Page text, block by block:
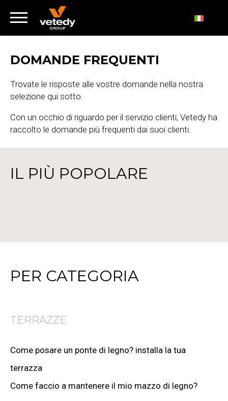
DOMANDE FREQUENTI
Trovate le risposte alle vostre domande nella nostra
selezione qui sotto.
Con un occhio di riguardo per il servizio clienti, Vetedy ha
raccolto le domande più frequenti dai suoi clienti.
IL PIÙ POPOLARE
PER CATEGORIA
TERRAZZE
Come posare un ponte di legno? installa la tua
terrazza
Come faccio a mantenere il mio mazzo di legno?